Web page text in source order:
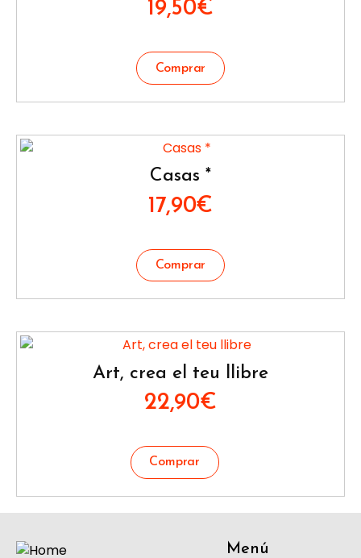
19,50€
Casas *
17,90€
Art, crea el teu llibre
22,90€
Menú